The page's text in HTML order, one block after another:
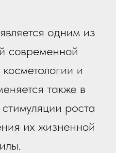
является одним из
современной
косметологии и
также в
роста
их жизненной